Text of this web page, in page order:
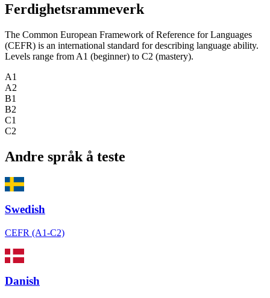
Ferdighetsrammeverk
The Common European Framework of Reference for Languages
(CEFR) is an international standard for describing language ability.
Levels range from A1 (beginner) to C2 (mastery).
A1
A2
B1
B2
C1
C2
Andre språk å teste
Swedish
CEFR (A1-C2)
Danish